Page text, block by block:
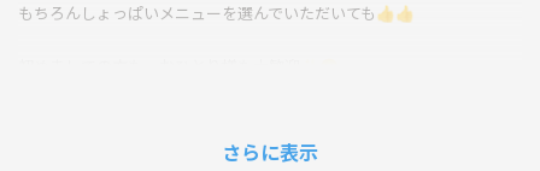
もちろんしょっぱいメニューを選んでいただいても👍👍
さらに表示